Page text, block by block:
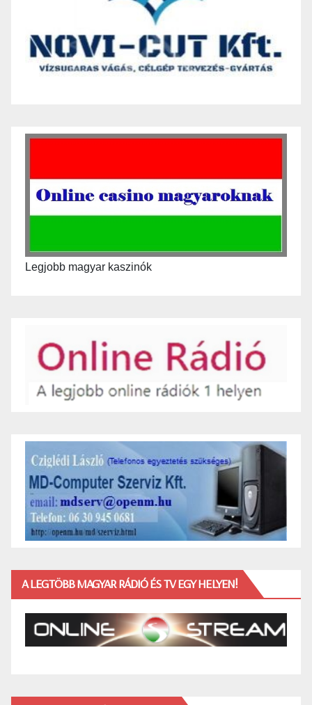
Legjobb magyar kaszinók
A LEGTÖBB MAGYAR RÁDIÓ ÉS TV EGY HELYEN!